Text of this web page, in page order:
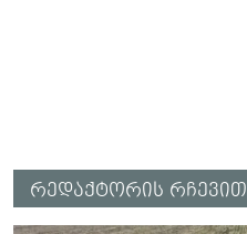
რედაქტორის რჩევით